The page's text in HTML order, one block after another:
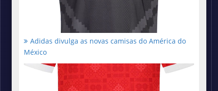
Adidas divulga as novas camisas do América do
México